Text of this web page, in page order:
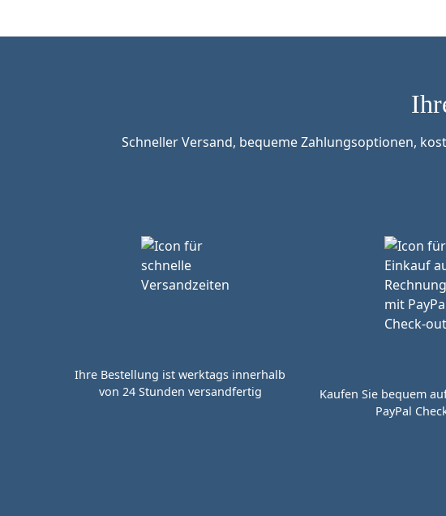
Schneller Versand, bequeme Zahlungsoptionen,
Ihre Bestellung ist werktags innerhalb
von 24 Stunden versandfertig
Kaufen Sie bequem
PayPal